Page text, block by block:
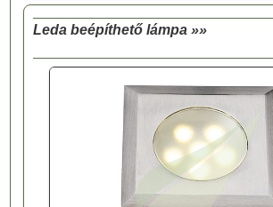
Leda beépíthető lámpa »»